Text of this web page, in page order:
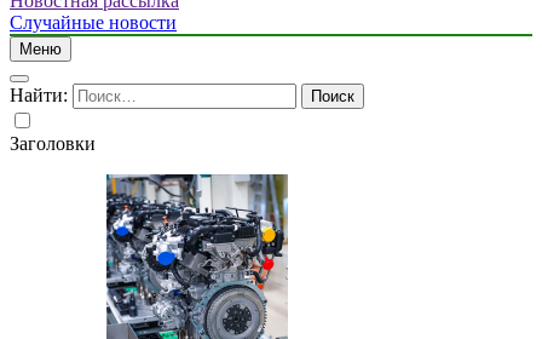
Случайные новости
Меню
Найти:
Заголовки